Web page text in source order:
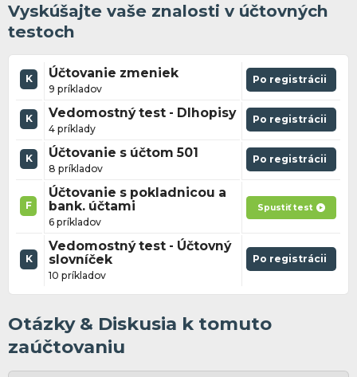
Vyskúšajte vaše znalosti v účtovných
testoch
K Účtovanie zmeniek
9 príkladov
Po registrácii
K Vedomostný test - Dlhopisy
4 príklady
Po registrácii
K Účtovanie s účtom 501
8 príkladov
Po registrácii
F
Účtovanie s pokladnicou a
bank. účtami
6 príkladov
Spustiť test
K
Vedomostný test - Účtovný
slovníček
10 príkladov
Po registrácii
Otázky & Diskusia k tomuto
zaúčtovaniu